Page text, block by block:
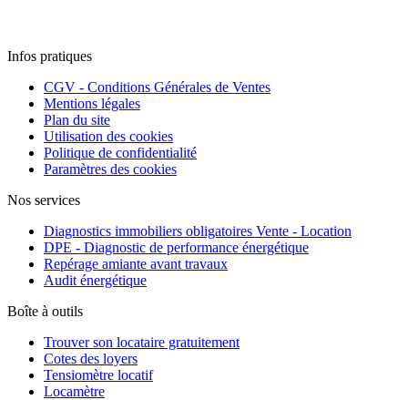
Infos pratiques
CGV - Conditions Générales de Ventes
Mentions légales
Plan du site
Utilisation des cookies
Politique de confidentialité
Paramètres des cookies
Nos services
Diagnostics immobiliers obligatoires Vente - Location
DPE - Diagnostic de performance énergétique
Repérage amiante avant travaux
Audit énergétique
Boîte à outils
Trouver son locataire gratuitement
Cotes des loyers
Tensiomètre locatif
Locamètre